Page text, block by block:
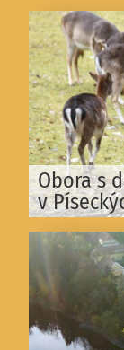
Obora s
v